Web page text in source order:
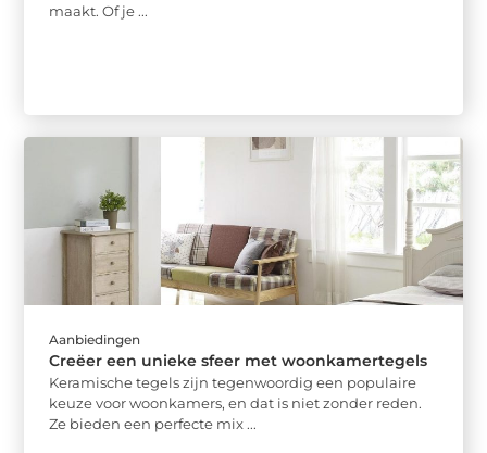
maakt. Of je ...
Aanbiedingen
Creëer een unieke sfeer met woonkamertegels
Keramische tegels zijn tegenwoordig een populaire
keuze voor woonkamers, en dat is niet zonder reden.
Ze bieden een perfecte mix ...